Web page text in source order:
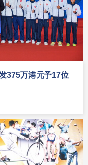
375万港元予17位